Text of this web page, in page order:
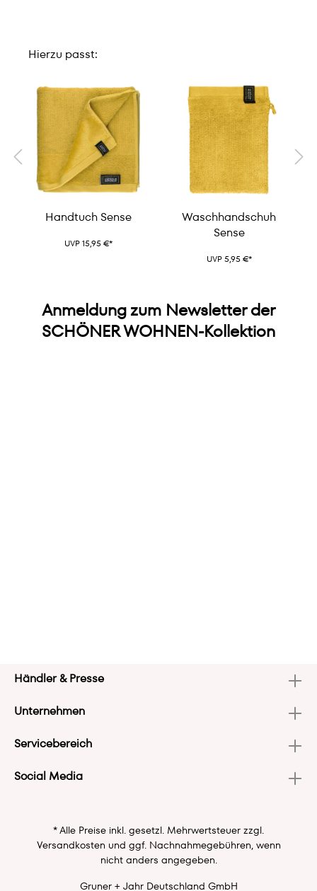
Hierzu passt:
Handtuch Sense
UVP 15,95 €*
Waschhandschuh
Sense
UVP 5,95 €*
Anmeldung zum Newsletter der
SCHÖNER WOHNEN-Kollektion
Händler & Presse
Unternehmen
Servicebereich
Social Media
* Alle Preise inkl. gesetzl. Mehrwertsteuer zzgl.
Versandkosten und ggf. Nachnahmegebühren, wenn
nicht anders angegeben.
Gruner + Jahr Deutschland GmbH